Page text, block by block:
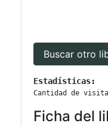
Buscar otro
Estadísticas:
Cantidad de
Ficha del